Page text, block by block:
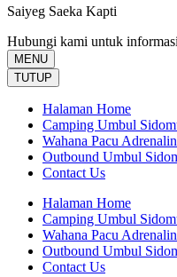
Saiyeg Saeka Kapti
Hubungi kami untuk
MENU
TUTUP
Halaman Home
Camping Umbul
Wahana Pacu
Outbound Umbul
Contact Us
Halaman Home
Camping Umbul
Wahana Pacu
Outbound Umbul
Contact Us